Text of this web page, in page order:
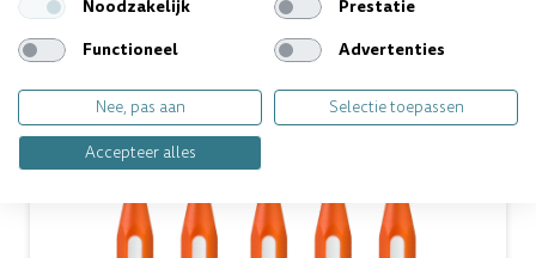
korting
Noodzakelijk
Prestatie
Functioneel
Advertenties
Nee, pas aan
Selectie toepassen
Accepteer alles